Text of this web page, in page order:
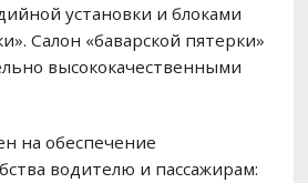
установки и блоками
Салон «баварской пятерки»
высококачественными
на обеспечение
водителю и пассажирам: